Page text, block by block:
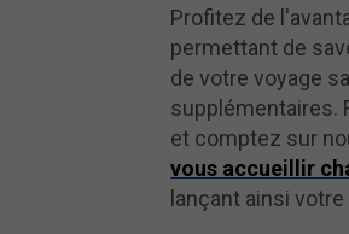
Profitez de
permettant de
de votre voyage
supplémentaires.
et comptez sur
vous accueillir
lançant ainsi